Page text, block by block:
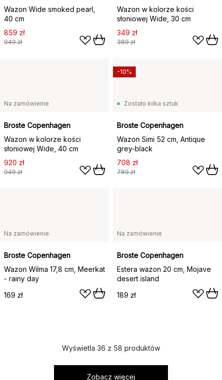
Wazon Wide smoked pearl,
40 cm
859 zł
949 zł
Wazon w kolorze kości
słoniowej Wide, 30 cm
349 zł
389 zł
Na zamówienie
Broste Copenhagen
Wazon w kolorze kości
słoniowej Wide, 40 cm
920 zł
949 zł
Zostało kilka sztuk
Broste Copenhagen
Wazon Simi 52 cm, Antique
grey-black
708 zł
789 zł
-10%
Na zamówienie
Broste Copenhagen
Wazon Wilma 17,8 cm, Meerkat
- rainy day
169 zł
Na zamówienie
Broste Copenhagen
Estera wazon 20 cm, Mojave
desert island
189 zł
Wyświetla 36 z 58 produktów
Zobacz więcej